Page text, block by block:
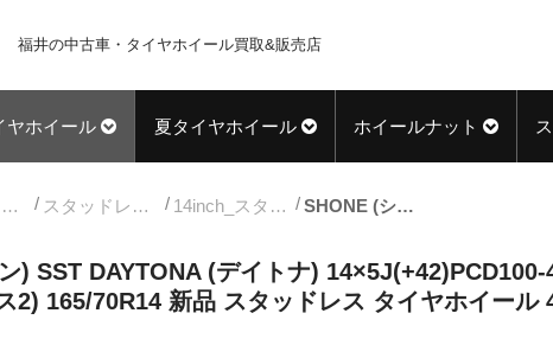
福井の中古車・タイヤホイール買取&販売店
ヤホイール 夏タイヤホイール ホイールナット
タイヤホイールセット スタッドレス中古タイヤホイール 14inch_スタッドレス中古タイヤホイール SHONE (ショーン) SST DAYTONA (デイトナ) 14×5J(+42)PCD100-4H ホワイトスチール NEXEN (ネクセン) WINGUARD ice2 (ウィンガードアイス2) 165/70R14 新品 スタッドレス タイヤホイール 4本 [14tas079]
) SST DAYTONA (デイトナ)
2) 165/70R14 新品 スタッドレス タイヤホイール